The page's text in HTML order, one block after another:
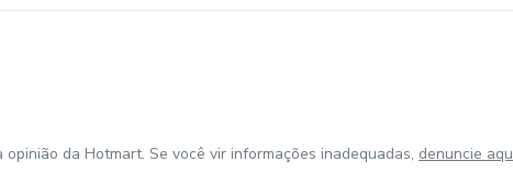
da Hotmart. Se você vir informações inadequadas, denuncie